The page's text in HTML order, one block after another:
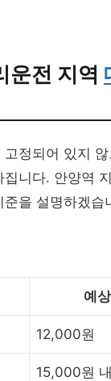
운전 지역
정되어 있지 않
니다. 안양역
을 설명하겠습
예
12,000원
15,000원